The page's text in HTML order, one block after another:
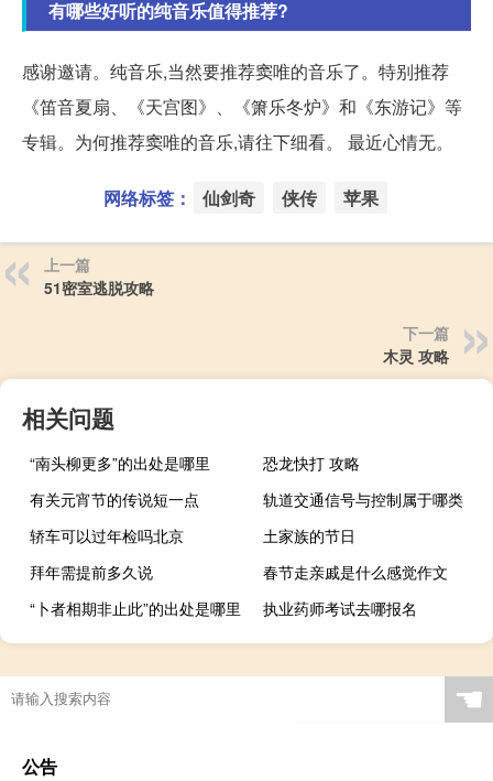
有哪些好听的纯音乐值得推荐?
感谢邀请。纯音乐,当然要推荐窦唯的音乐了。特别推荐
《笛音夏扇、《天宫图》、《箫乐冬炉》和《东游记》等
专辑。为何推荐窦唯的音乐,请往下细看。 最近心情无。
网络标签： 仙剑奇 侠传 苹果
上一篇
51密室逃脱攻略
下一篇
木灵 攻略
相关问题
“南头柳更多”的出处是哪里
恐龙快打 攻略
有关元宵节的传说短一点
轨道交通信号与控制属于哪类
轿车可以过年检吗北京
土家族的节日
拜年需提前多久说
春节走亲戚是什么感觉作文
“卜者相期非止此”的出处是哪里
执业药师考试去哪报名
☚
公告